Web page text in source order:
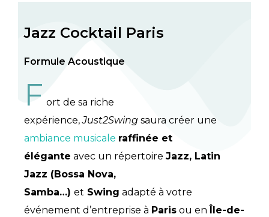
Jazz Cocktail Paris
Formule Acoustique
F ort de sa riche
expérience,Just2Swing saura créer une
ambiance musicale raffinée et
élégante avec un répertoire Jazz, Latin
Jazz (Bossa Nova,
Samba…) et Swing adapté à votre
événement d’entreprise à Paris ou en
Île-de-